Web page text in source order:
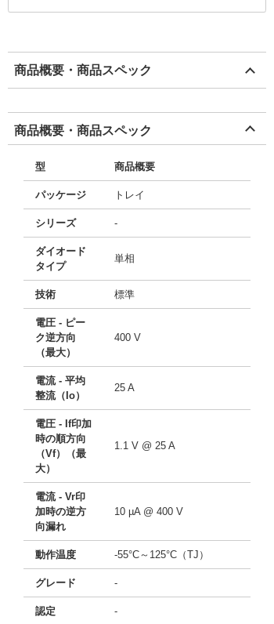
商品概要・商品スペック
商品概要・商品スペック
型 商品概要
パッケージ トレイ
シリーズ -
ダイオード
タイプ
単相
技術 標準
電圧 - ピー
ク逆方向
（最大）
400 V
電流 - 平均
整流（Io）
25 A
電圧 - If印加
時の順方向
（Vf）（最
大）
1.1 V @ 25 A
電流 - Vr印
加時の逆方
向漏れ
10 µA @ 400 V
動作温度 -55°C～125°C（TJ）
グレード -
認定 -